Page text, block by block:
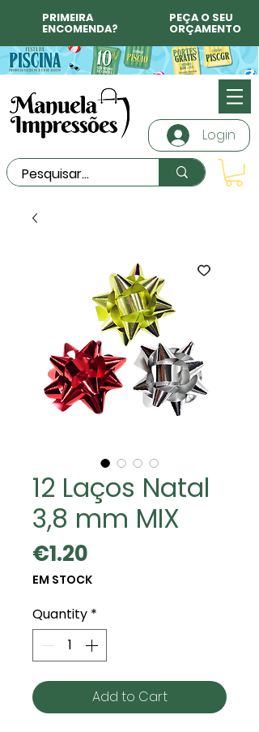
PRIMEIRA
ENCOMENDA?
PEÇA O SEU
ORÇAMENTO
Login
12 Laços Natal
3,8 mm MIX
€1.20
EM STOCK
Quantity *
Add to Cart